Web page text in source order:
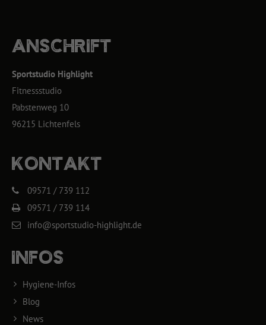
ANSCHRIFT
Sportstudio Highlight
Fitnessstudio
Pabstenweg 10
96215 Lichtenfels
KONTAKT
09571 / 739 112
09571 / 739 114
info@sportstudio-highlight.de
INFOS
Hygiene-Infos
Blog
News